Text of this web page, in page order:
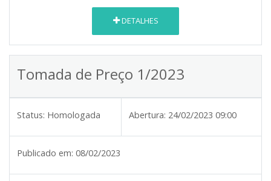
DETALHES
Tomada de Preço 1/2023
Status: Homologada Abertura: 24/02/2023 09:00
Publicado em: 08/02/2023